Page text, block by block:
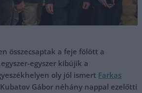
összecsaptak a feje fölött a
egyszer kibújik a
oly jól ismert Farkas
Gábor néhány nappal ezelőtti